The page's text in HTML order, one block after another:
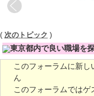
( 次のトピック )
東京都内で良い職場を
このフォーラムに新
ん
このフォーラムでは